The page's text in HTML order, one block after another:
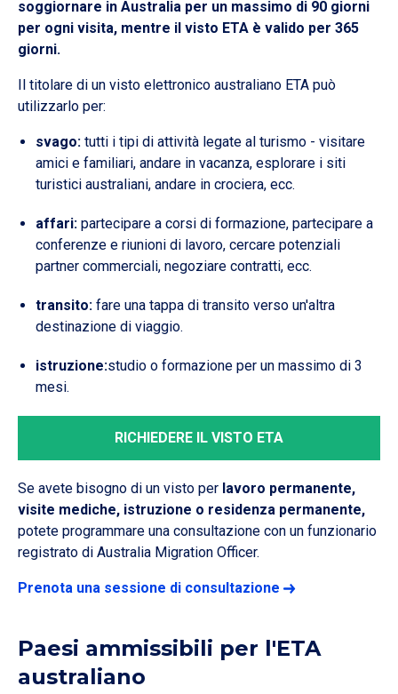
soggiornare in Australia per un massimo di 90 giorni
per ogni visita, mentre il visto ETA è valido per 365
giorni.
Il titolare di un visto elettronico australiano ETA può
utilizzarlo per:
svago: tutti i tipi di attività legate al turismo - visitare
amici e familiari, andare in vacanza, esplorare i siti
turistici australiani, andare in crociera, ecc.
affari: partecipare a corsi di formazione, partecipare a
conferenze e riunioni di lavoro, cercare potenziali
partner commerciali, negoziare contratti, ecc.
transito: fare una tappa di transito verso un'altra
destinazione di viaggio.
istruzione:studio o formazione per un massimo di 3
mesi.
RICHIEDERE IL VISTO ETA
Se avete bisogno di un visto per lavoro permanente,
visite mediche, istruzione o residenza permanente,
potete programmare una consultazione con un funzionario
registrato di Australia Migration Officer.
Prenota una sessione di consultazione
Paesi ammissibili per l'ETA
australiano